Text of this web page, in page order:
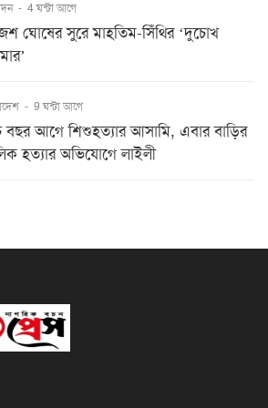
- 4 ঘন্টা আগে
ঘোষের সুরে মাহতিম-সিঁথির ‘দুচোখ
- 9 ঘন্টা আগে
বছর আগে শিশুহত্যার আসামি, এবার বাড়ির
হত্যার অভিযোগে লাইলী